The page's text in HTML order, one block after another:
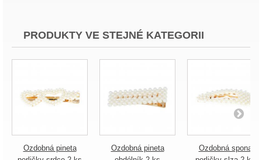
PRODUKTY VE STEJNÉ KATEGORII
Ozdobná pineta
Ozdobná pineta
Ozdobná spona